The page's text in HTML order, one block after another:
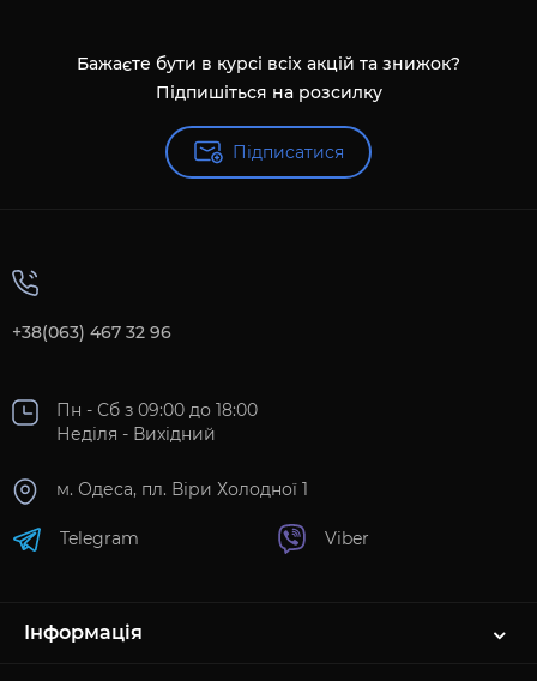
Бажаєте бути в курсі всіх акцій та знижок?
Підпишіться на розсилку
Підписатися
+38(063) 467 32 96
Пн - Сб з 09:00 до 18:00
Неділя - Вихідний
м. Одеса, пл. Віри Холодної 1
Telegram Viber
Інформація